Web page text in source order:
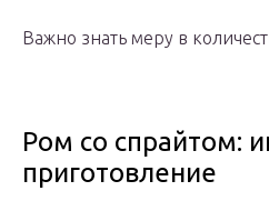
Важно знать меру в
Ром со спрайтом:
приготовление